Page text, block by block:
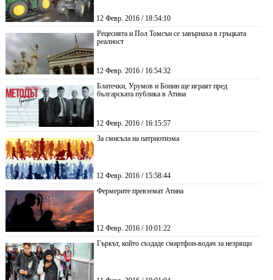
12 Февр. 2016 / 18:54:10
Рецесията и Пол Томсън се завърнаха в гръцката
реалност
12 Февр. 2016 / 16:54:32
Блатечки, Урумов и Бонин ще играят пред
българската публика в Атина
12 Февр. 2016 / 16:15:57
За смисъла на патриотизма
12 Февр. 2016 / 15:58:44
Фермерите превземат Атина
12 Февр. 2016 / 10:01:22
Гъркът, който създаде смартфон-водач за незрящи